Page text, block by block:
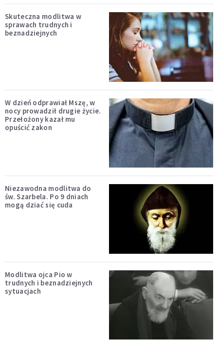
Skuteczna modlitwa w
sprawach trudnych i
beznadziejnych
W dzień odprawiał Mszę, w
nocy prowadził drugie życie.
Przełożony kazał mu
opuścić zakon
Niezawodna modlitwa do
św. Szarbela. Po 9 dniach
mogą dziać się cuda
Modlitwa ojca Pio w
trudnych i beznadziejnych
sytuacjach